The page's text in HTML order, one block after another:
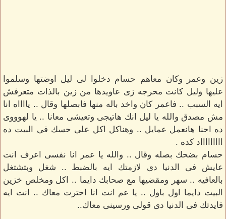
زين وعمر وكان معاهم حسام دخلوا لى ليل اوضتها وسلموا
عليها وليل كانت محرجه زى عاويدها من زين بالذات متعرفش
ايه السبب .. فاعمر كان واخد باله منها فابصلها وقال .. يااااه انا
مش مصدق والله يا ليل انك هاتيجى وتعيشى معانا .. يا لهوووى
ده احنا هانعمل عمايل .. وهناكل اكل على حسك فى البيت ده
اااااااااد كده .
حسام بضحك بصله وقال .. والله يا عمر انا نفسى اعرف انت
عايش فى الدنيا دى لازمتك ايه بالضبط .. شغل وبتشتغل
بالعافيه .. سهر ومقضيها مع صحابك دايما .. اكل ومخلص خزين
البيت دايما اول باول .. يا عم انت انا احترت معاك .. انت ايه
فايدتك فى الدنيا دى قولى ورسينى معاك..